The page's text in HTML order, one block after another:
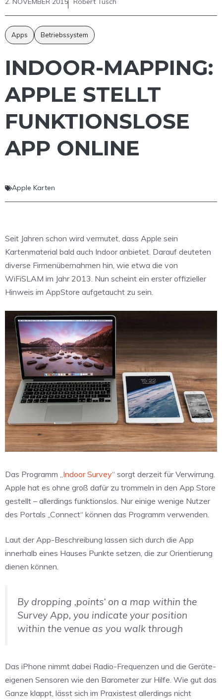
Apps Betriebssystem
INDOOR-MAPPING:
APPLE STELLT
FUNKTIONSLOSE
APP ONLINE
Apple Karten
Seit Jahren schon wird vermutet, dass Apple sein
Kartenmaterial bald auch Indoor anbietet. Darauf deuteten
diverse Firmenübernahmen hin, wie etwa die von
WiFiSLAM im Jahr 2013. Nun scheint ein erster offizieller
Hinweis im AppStore aufgetaucht zu sein.
Das Programm „Indoor Survey“ sorgt derzeit für Verwirrung.
Apple hat es ohne groß dafür zu trommeln in den App Store
gestellt – allerdings funktionslos. Nur einige wenige Nutzer
des Portals „Connect“ können das Programm verwenden.
Laut der App-Beschreibung lassen sich durch die App
innerhalb eines Hauses Punkte setzen, die zur Orientierung
dienen können.
By dropping ‚points‘ on a map within the
Survey App, you indicate your position
within the venue as you walk through
Das iPhone nimmt dabei Radio-Frequenzen und die Geräte-
eigenen Sensoren wie den Barometer zur Hilfe. Wie gut das
Ganze klappt, lässt sich im Praxistest allerdings nicht